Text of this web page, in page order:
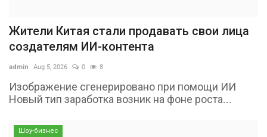
Жители Китая стали продавать свои лица
создателям ИИ-контента
admin Aug 5, 2026 0 8
Изображение сгенерировано при помощи ИИ
Новый тип заработка возник на фоне роста...
Шоу-бизнес